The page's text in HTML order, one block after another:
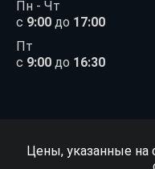
Пн - Чт
с 9:00 до 17:00
Пт
с 9:00 до 16:30
Цены, указанные на